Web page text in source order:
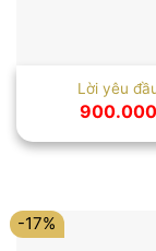
Lời yêu
900.000
-17%